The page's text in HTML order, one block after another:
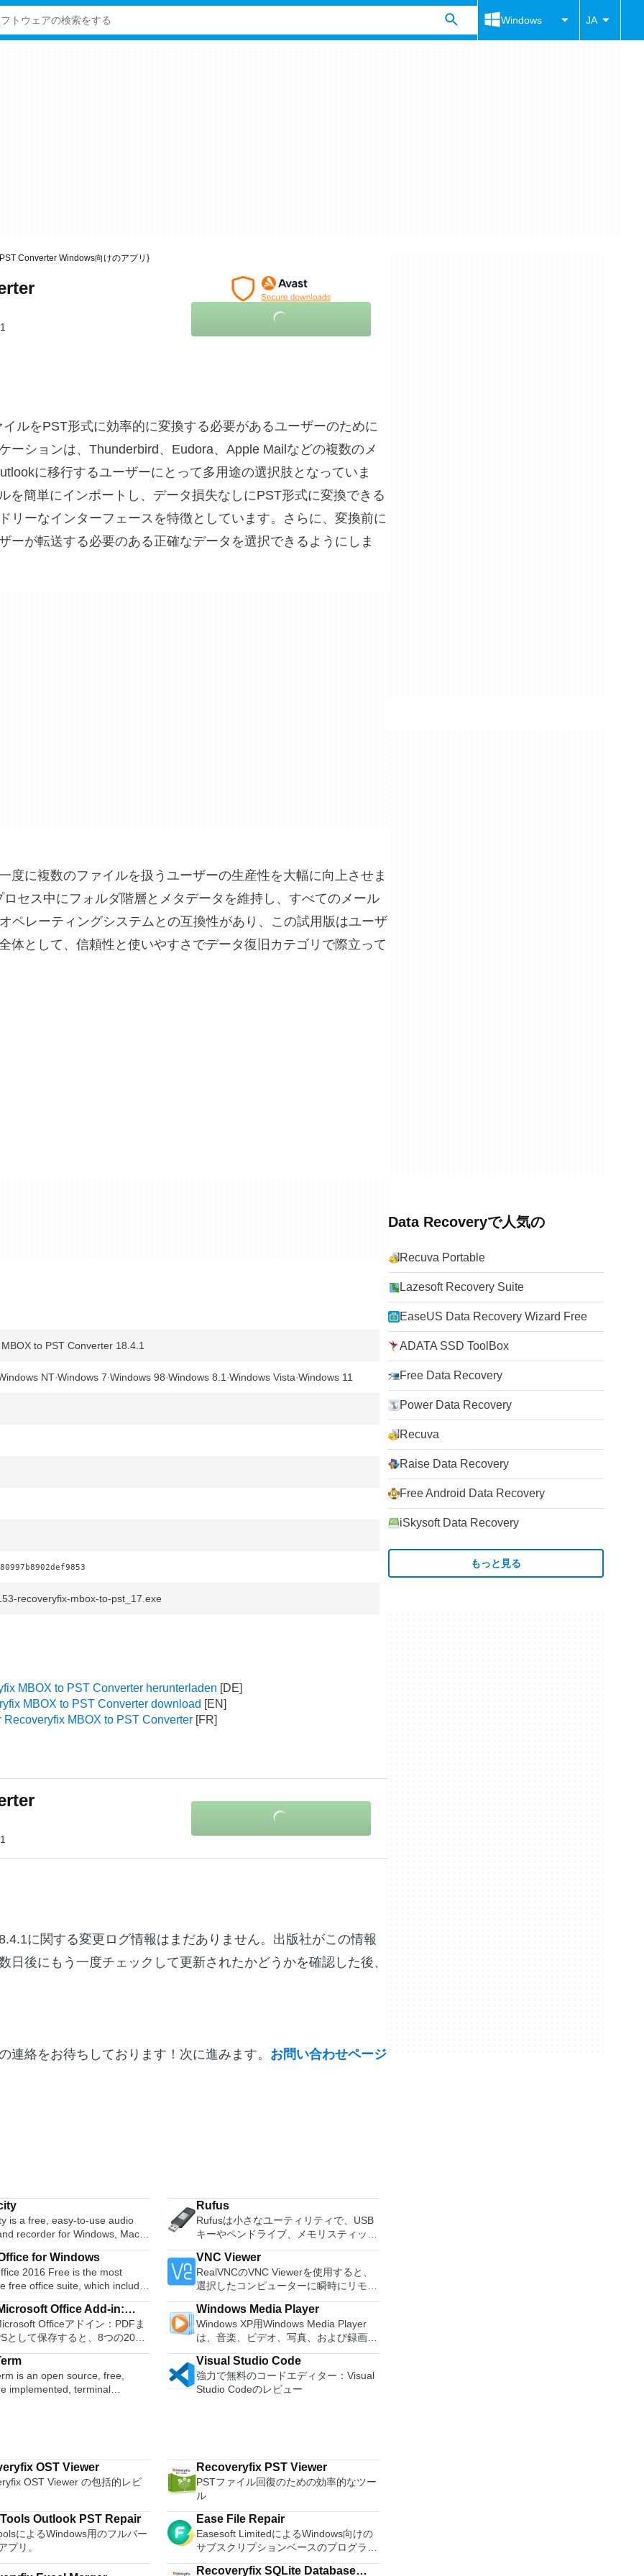
Windows JA
Converter Windows向けのアプリ}
ルをPST形式に効率的に変換する必要があるユーザーのために
ーションは、Thunderbird、Eudora、Apple Mailなどの複数のメ
に移行するユーザーにとって多用途の選択肢となっていま
を簡単にインポートし、データ損失なしにPST形式に変換できる
リーなインターフェースを特徴としています。さらに、変換前に
ーが転送する必要のある正確なデータを選択できるようにしま
度に複数のファイルを扱うユーザーの生産性を大幅に向上させま
セス中にフォルダ階層とメタデータを維持し、すべてのメール
ペレーティングシステムとの互換性があり、この試用版はユーザ
体として、信頼性と使いやすさでデータ復旧カテゴリで際立って
to PST Converter 18.4.1
NT Windows 7 Windows 98 Windows 8.1 Windows Vista Windows 11
recoveryfix-mbox-to-pst_17.exe
MBOX to PST Converter herunterladen
MBOX to PST Converter download
Recoveryfix MBOX to PST Converter
に関する変更ログ情報はまだありません。出版社がこの情報
後にもう一度チェックして更新されたかどうかを確認した後、
絡をお待ちしております！次に進みます。 お問い合わせページ
is a free, easy-to-use audio
recorder for Windows, Mac
Linux and other operating
You can use Audacity to:
Convert tapes and
into digital recordings or CDs.
Vorbis, MP3, WAV or AIFF
splice or mix
Change the speed or
a recording. Add new effects
with LADSPA plug-ins. And more!
Rufus
Rufusは小さなユーティリティで、USB
キーやペンドライブ、メモリスティック
などの起動可能なUSBフラッシュドライ
ブをフォーマットおよび作成できます。
Rufusは、次のシナリオで役立ちます。
Windows、Linux、およびUEFI用の起動
可能なISOからUSBインストールメディ
アを作成する必要がある場合。 OSがイ
ンストールされていないシステムで作業
する必要がある場合。 BIOSまたはその
他のファームウェアをDOSからフラッシ
ュする必要がある場合。 低レベルのユ
ーティリティを実行する必要がある場
LiveXP、Knoppix、Kubuntu、Linux
Mint、NT Password Registry Editor、
OpenSUSE、Parted Magic、
Ubuntu、Ultimate Boot CD、Windows
XP（SP2以降）、Windows Server 2003
R2、Windows Vista、Windows 7、
Windows 8。 *このリストは完全ではあ
for Windows
2016 Free is the most
free office suite, which includes
processor, spreadsheet
and presentation maker. With
programs you will easily be
with any office related
language support for English,
German, Spanish,
and Polish
the paragraph adjustment tool
tabbed feature. It also has
spell check and word
Edition supports switching
UI,File Roaming and Docer
features include:
Multimedia presentations
VNC Viewer
RealVNCのVNC Viewerを使用すると、
選択したコンピューターに瞬時にリモー
トアクセスできます。 Mac、Windows
PC、またはLinuxマシン、世界中のどこ
からでも。 VNC Viewerを使用すると、
コンピューターのデスクトップを表示し
たり、コンピューターの前に直接座って
いるかのようにマウスとキーボードを制
御したりできます。 VNC Viewerは、イ
ンストールと使用が簡単です。制御した
フォームにVNC Viewerをインストール
する権限がない場合は、スタンドアロン
オプションを選択する必要があります。
サービスを介してVNC Connectを実行し
ているコンピューターに接続します。
Apple Screen Sharing（ARD）などのサ
を実行しているコンピューターに直接接
Office Add-in:
Save as PDF or XPS
Officeアドイン：PDFま
として保存すると、8つの2007
OfficeプログラムでPDFおよび
にエクスポートして保存できま
ツールを使用すると、これらの
ムのサブセットでPDF形式およ
す。 Microsoft Office
Office Excel
Office Word 2007。 2007
Windows Media Player
Windows XP用Windows Media Player
は、音楽、ビデオ、写真、および録画し
たテレビ番組などすべてを保存して楽し
む最適な機能を搭載しています。 再
生、表示、外出先で楽しむためのポータ
ブル デバイスとの同期、さらには家中
をより多く - デジタル音楽体験がさらに
楽しくなります。 エンターテイメント
をすべて1つの場所に - 音楽、ビデオ、
写真、録画したテレビ番組をすべて保存
して楽しめます。 どこでも楽しめる -
どこにいても音楽、ビデオ、写真にアク
セスできます。
is an open source, free,
implemented, terminal
language and some
plugins. Key features
names. Supports SSH,
telnet and serial ports.
dec/digital/vt terminal
a useful
which allows the connection
Visual Studio Code
強力で無料のコードエディター：Visual
Studio Codeのレビュー
OST Viewer
OST Viewer の包括的レビ
Recoveryfix PST Viewer
PSTファイル回復のための効率的なツー
ル
Outlook PST Repair
によるWindows用のフルバー
プリ。
Ease File Repair
Easesoft LimitedによるWindows向けの
サブスクリプションベースのプログラ
ム。
Recoveryfix SQLite Database
Data Recoveryで人気の
Recuva Portable
Lazesoft Recovery Suite
EaseUS Data Recovery Wizard Free
ADATA SSD ToolBox
Free Data Recovery
Power Data Recovery
Recuva
Raise Data Recovery
Free Android Data Recovery
iSkysoft Data Recovery
もっと見る